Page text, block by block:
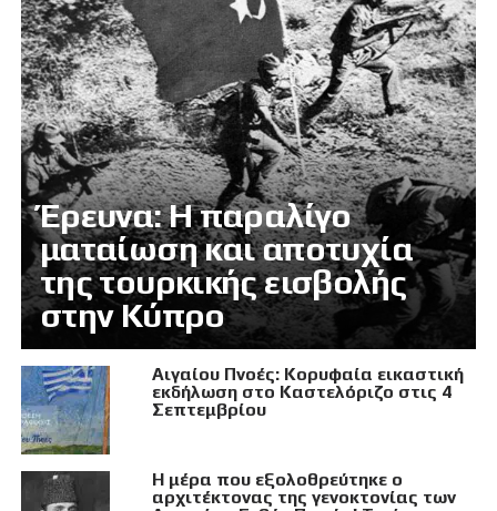
Έρευνα: Η παραλίγο
ματαίωση και αποτυχία
της τουρκικής εισβολής
στην Κύπρο
Αιγαίου Πνοές: Κορυφαία εικαστική
εκδήλωση στο Καστελόριζο στις 4
Σεπτεμβρίου
Η μέρα που εξολοθρεύτηκε ο
αρχιτέκτονας της γενοκτονίας των